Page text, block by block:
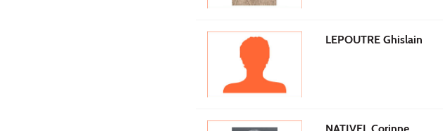
LEPOUTRE Ghislain